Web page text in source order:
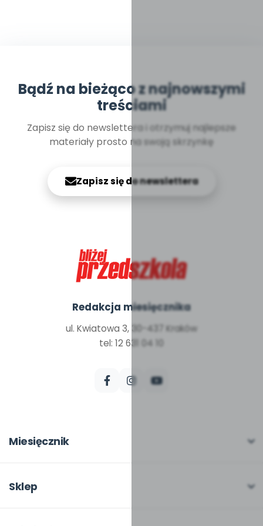
Bądź na bieżąco z najnowszymi
treściami
Zapisz się do newslettera i otrzymuj najlepsze
materiały prosto na swoją skrzynkę
Zapisz się do newslettera
Redakcja miesięcznika
ul. Kwiatowa 3, 30-437 Kraków
tel: 12 631 04 10
Miesięcznik
W numerze
Sklep